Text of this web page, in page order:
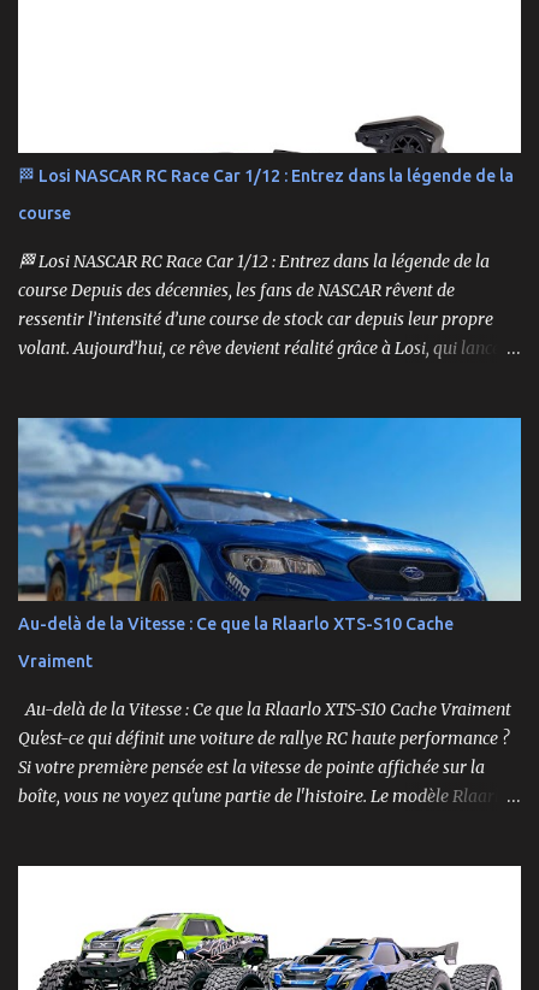
🏁 Losi NASCAR RC Race Car 1/12 : Entrez dans la légende de la
course
🏁 Losi NASCAR RC Race Car 1/12 : Entrez dans la légende de la
course Depuis des décennies, les fans de NASCAR rêvent de
ressentir l’intensité d’une course de stock car depuis leur propre
volant. Aujourd’hui, ce rêve devient réalité grâce à Losi, qui lance
foncer sur n’importe quelle surface plate. Voici le Losi NASCAR RC
Race Car , dans sa version Ryan Blaney No. 12 Advance Auto Parts
Ford Mustang RTR 2025 .
Au-delà de la Vitesse : Ce que la Rlaarlo XTS-S10 Cache
Vraiment
Au-delà de la Vitesse : Ce que la Rlaarlo XTS-S10 Cache Vraiment
Qu'est-ce qui définit une voiture de rallye RC haute performance ?
Si votre première pensée est la vitesse de pointe affichée sur la
boîte, vous ne voyez qu'une partie de l'histoire. Le modèle Rlaarlo
qui font de cette machine bien plus qu'un simple bolide. Un Modèle,
Deux Philosophies : Le Choix Entre "Prêt à Rouler" et "À
Personnaliser" Rlaarlo propose la XTS-S10 en deux versions